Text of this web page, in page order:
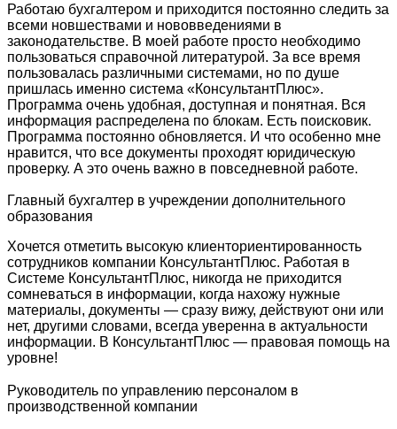
Работаю бухгалтером и приходится постоянно следить за
всеми новшествами и нововведениями в
законодательстве. В моей работе просто необходимо
пользоваться справочной литературой. За все время
пользовалась различными системами, но по душе
пришлась именно система «КонсультантПлюс».
Программа очень удобная, доступная и понятная. Вся
информация распределена по блокам. Есть поисковик.
Программа постоянно обновляется. И что особенно мне
нравится, что все документы проходят юридическую
проверку. А это очень важно в повседневной работе.
Главный бухгалтер в учреждении дополнительного
образования
Хочется отметить высокую клиенториентированность
сотрудников компании КонсультантПлюс. Работая в
Системе КонсультантПлюс, никогда не приходится
сомневаться в информации, когда нахожу нужные
материалы, документы — сразу вижу, действуют они или
нет, другими словами, всегда уверенна в актуальности
информации. В КонсультантПлюс — правовая помощь на
уровне!
Руководитель по управлению персоналом в
производственной компании